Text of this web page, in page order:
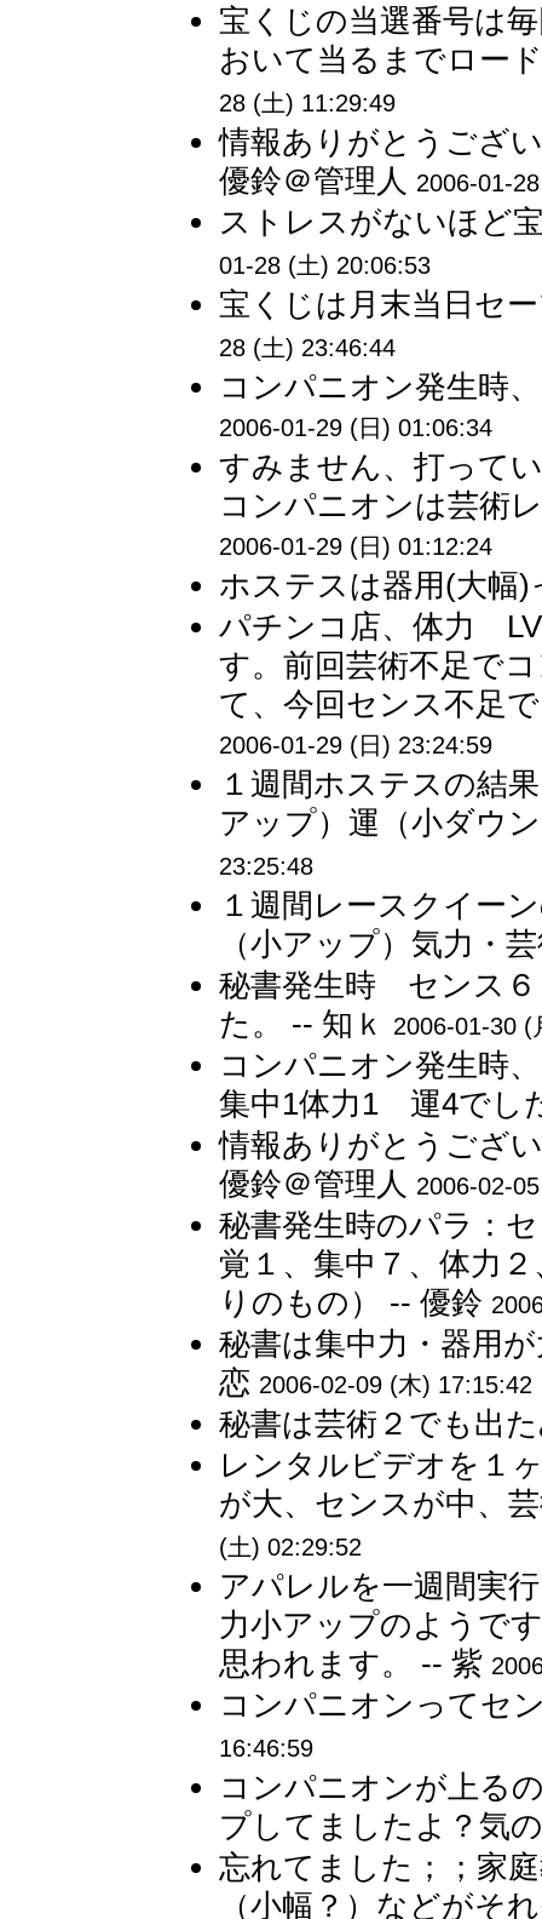
宝くじの当選番号は
おいて当るまでロー
28 (土) 11:29:49
情報ありがとうござ
優鈴＠管理人 2006-01-
ストレスがないほど
01-28 (土) 20:06:53
宝くじは月末当日セ
28 (土) 23:46:44
コンパニオン発生時
2006-01-29 (日) 01:06:34
すみません、打って
コンパニオンは芸術
2006-01-29 (日) 01:12:24
ホステスは器用(大幅
パチンコ店、体力
す。前回芸術不足で
て、今回センス不足
2006-01-29 (日) 23:24:59
１週間ホステスの結
アップ）運（小ダウ
23:25:48
１週間レースクイー
（小アップ）気力・
秘書発生時 センス
た。 -- 知ｋ
2006-01-30 (
コンパニオン発生
集中1体力1 運4でし
情報ありがとうござ
優鈴＠管理人 2006-02-
秘書発生時のパラ：
覚１、集中７、体力
りのもの） -- 優鈴
秘書は集中力・器用
恋 2006-02-09 (木) 17:15:42
秘書は芸術２でも出
レンタルビデオを１
が大、センスが中、
(土) 02:29:52
アパレルを一週間実
力小アップのようで
思われます。 -- 紫
コンパニオンってセ
16:46:59
コンパニオンが上る
プしてましたよ？気
忘れてました；；家
（小幅？）などがそ